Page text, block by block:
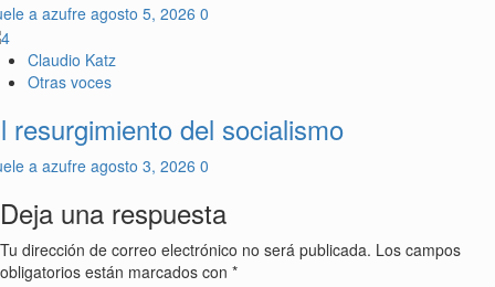
a azufre agosto 5, 2026 0
Claudio Katz
Otras voces
resurgimiento del socialismo
a azufre agosto 3, 2026 0
Deja una respuesta
Tu dirección de correo electrónico no será publicada. Los campos
obligatorios están marcados con *